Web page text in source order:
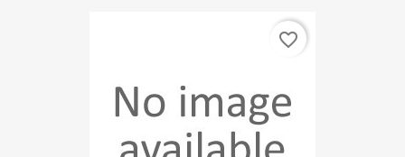
favorite_border